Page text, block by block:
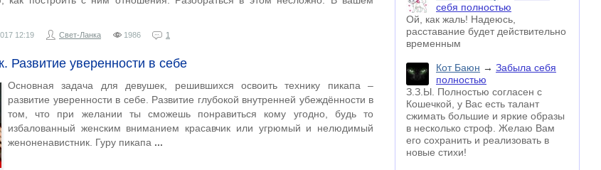
12:19 Свет-Ланка 1986 1
Развитие уверенности в себе
Основная задача для девушек, решившихся освоить технику пикапа –
развитие уверенности в себе. Развитие глубокой внутренней убеждённости в
том, что при желании ты сможешь понравиться кому угодно, будь то
избалованный женским вниманием красавчик или угрюмый и нелюдимый
женоненавистник. Гуру пикапа
себя полностью
Ой, как жаль! Надеюсь,
расставание будет действительно
временным
Кот Баюн → Забыла себя
полностью
З.З.Ы. Полностью согласен с
Кошечкой, у Вас есть талант
сжимать большие и яркие образы
в несколько строф. Желаю Вам
его сохранить и реализовать в
новые стихи!